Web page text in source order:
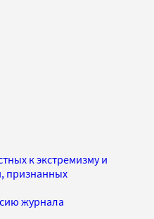
к экстремизму и
признанных
журнала